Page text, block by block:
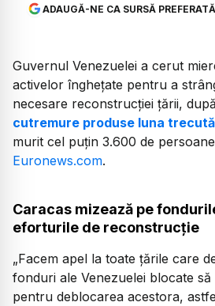
ADAUGĂ-NE CA SURSĂ
Guvernul Venezuelei a cerut
activelor înghețate pentru a
necesare reconstrucției țării, după
cutremure produse luna trecută
murit cel puțin 3.600 de
Euronews.com.
Caracas mizează pe
eforturile de reconstrucție
„Facem apel la toate țările care
fonduri ale Venezuelei blocate
pentru deblocarea acestora,